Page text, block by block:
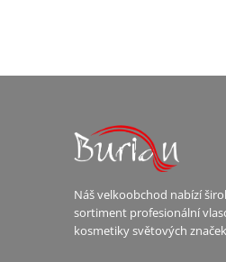
Náš velkoobchod nabízí
sortiment profesionální
kosmetiky světových